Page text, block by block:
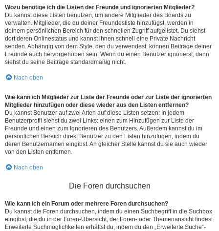
Wozu benötige ich die Listen der Freunde und ignorierten Mitglieder?
Du kannst diese Listen benutzen, um andere Mitglieder des Boards zu
verwalten. Mitglieder, die du deiner Freundesliste hinzufügst, werden in
deinem persönlichen Bereich für den schnellen Zugriff aufgelistet. Du siehst
dort deren Onlinestatus und kannst ihnen schnell eine Private Nachricht
senden. Abhängig von dem Style, den du verwendest, können Beiträge deiner
Freunde auch hervorgehoben sein. Wenn du einen Benutzer ignorierst, dann
siehst du seine Beiträge standardmäßig nicht.
Nach oben
Wie kann ich Mitglieder zur Liste der Freunde oder zur Liste der ignorierten
Mitglieder hinzufügen oder diese wieder aus den Listen entfernen?
Du kannst Benutzer auf zwei Arten auf diese Listen setzen: In jedem
Benutzerprofil siehst du zwei Links: einen zum Hinzufügen zur Liste der
Freunde und einen zum Ignorieren des Benutzers. Außerdem kannst du im
persönlichen Bereich direkt Benutzer zu den Listen hinzufügen, indem du
deren Benutzernamen eingibst. An gleicher Stelle kannst du sie auch wieder
von den Listen entfernen.
Nach oben
Die Foren durchsuchen
Wie kann ich ein Forum oder mehrere Foren durchsuchen?
Du kannst die Foren durchsuchen, indem du einen Suchbegriff in die Suchbox
eingibst, die du in der Foren-Übersicht, der Foren- oder Themenansicht findest.
Erweiterte Suchmöglichkeiten erhältst du, indem du den „Erweiterte Suche“-